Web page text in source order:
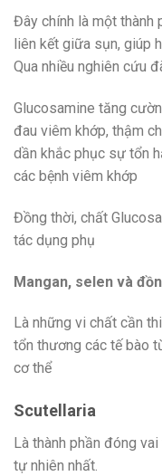
Đây chính là một thành
liên kết giữa sụn, giúp
Qua nhiều nghiên cứu
Glucosamine tăng
đau viêm khớp, thậm
dần khắc phục sự tổn
các bệnh viêm khớp
Đồng thời, chất
tác dụng phụ
Mangan, selen và
Là những vi chất cần
tổn thương các tế bào
cơ thể
Scutellaria
Là thành phần đóng
tự nhiên nhất.